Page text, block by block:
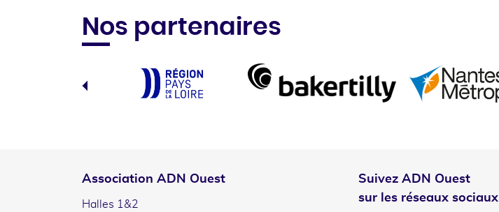
Nos partenaires
Association ADN Ouest
Halles 1&2
Suivez ADN Ouest
sur les réseaux sociaux